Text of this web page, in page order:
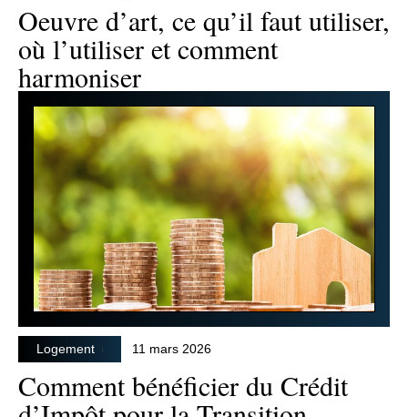
Oeuvre d’art, ce qu’il faut utiliser,
où l’utiliser et comment
harmoniser
Logement 11 mars 2026
Comment bénéficier du Crédit